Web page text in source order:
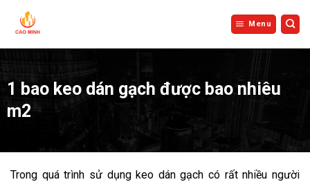
Menu
1 bao keo dán gạch được bao nhiêu
m2
Trong quá trình sử dụng keo dán gạch có rất nhiều người